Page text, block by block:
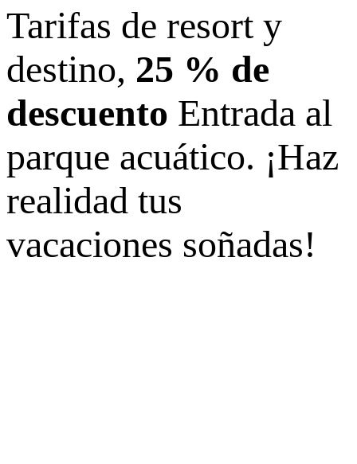
Tarifas de resort y
destino, 25 % de
descuento Entrada al
parque acuático. ¡Haz
realidad tus
vacaciones soñadas!